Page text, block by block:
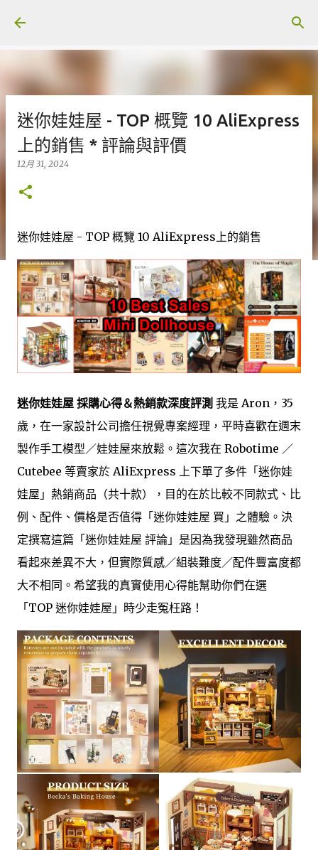
迷你娃娃屋 - TOP 概覽 10 AliExpress
上的銷售 * 評論與評價
12月 31, 2024
迷你娃娃屋 - TOP 概覽 10 AliExpress上的銷售
迷你娃娃屋 採購心得＆熱銷款深度評測 我是 Aron，35
歲，在一家設計公司擔任視覺專案經理，平時喜歡在週末
製作手工模型／娃娃屋來放鬆。這次我在 Robotime ／
Cutebee 等賣家於 AliExpress 上下單了多件「迷你娃
娃屋」熱銷商品（共十款），目的在於比較不同款式、比
例、配件、價格是否值得「迷你娃娃屋 買」之體驗。決
定撰寫這篇「迷你娃娃屋 評論」是因為我發現雖然商品
看起來差異不大，但實際質感／組裝難度／配件豐富度都
大不相同。希望我的真實使用心得能幫助你們在選
「TOP 迷你娃娃屋」時少走冤枉路！